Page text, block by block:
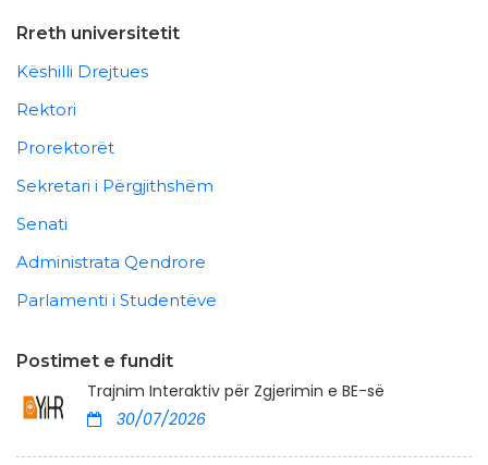
Rreth universitetit
Këshilli Drejtues
Rektori
Prorektorët
Sekretari i Përgjithshëm
Senati
Administrata Qendrore
Parlamenti i Studentëve
Postimet e fundit
Trajnim Interaktiv për Zgjerimin e BE-së
30/07/2026